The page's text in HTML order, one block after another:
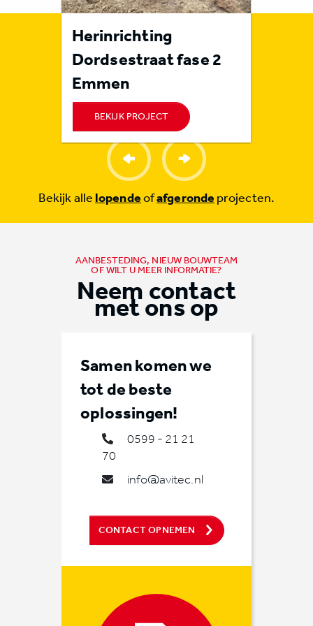
Herinrichting
Dordsestraat fase 2
Emmen
BEKIJK PROJECT
Bekijk alle lopendeofafgeronde projecten.
AANBESTEDING, NIEUW BOUWTEAM
OF WILT U MEER INFORMATIE?
Neem contact
met ons op
Samen komen we
tot de beste
oplossingen!
0599 - 21 21
70
info@avitec.nl
CONTACT OPNEMEN